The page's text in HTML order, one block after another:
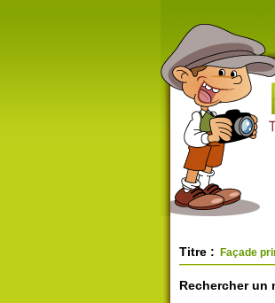
Titre : Façade
Rechercher un